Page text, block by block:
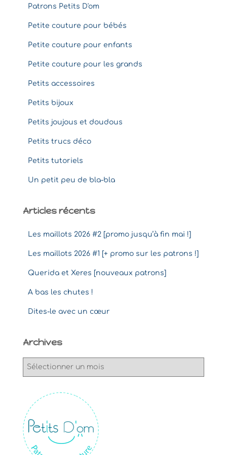
Patrons Petits D'om
Petite couture pour bébés
Petite couture pour enfants
Petite couture pour les grands
Petits accessoires
Petits bijoux
Petits joujous et doudous
Petits trucs déco
Petits tutoriels
Un petit peu de bla-bla
Articles récents
Les maillots 2026 #2 [promo jusqu’à fin mai !]
Les maillots 2026 #1 [+ promo sur les patrons !]
Querida et Xeres [nouveaux patrons]
A bas les chutes !
Dites-le avec un cœur
Archives
v
e
s